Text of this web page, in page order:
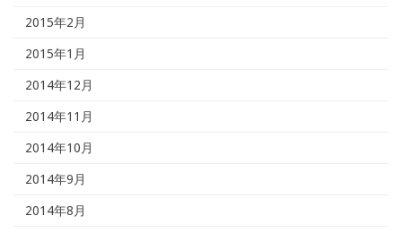
2015年2月
2015年1月
2014年12月
2014年11月
2014年10月
2014年9月
2014年8月